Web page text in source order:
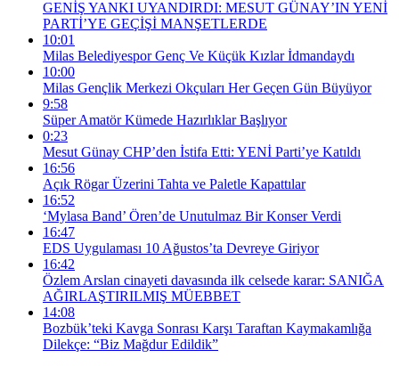
GENİŞ YANKI UYANDIRDI: MESUT GÜNAY’IN YENİ
PARTİ’YE GEÇİŞİ MANŞETLERDE
10:01
Milas Belediyespor Genç Ve Küçük Kızlar İdmandaydı
10:00
Milas Gençlik Merkezi Okçuları Her Geçen Gün Büyüyor
9:58
Süper Amatör Kümede Hazırlıklar Başlıyor
0:23
Mesut Günay CHP’den İstifa Etti: YENİ Parti’ye Katıldı
16:56
Açık Rögar Üzerini Tahta ve Paletle Kapattılar
16:52
‘Mylasa Band’ Ören’de Unutulmaz Bir Konser Verdi
16:47
EDS Uygulaması 10 Ağustos’ta Devreye Giriyor
16:42
Özlem Arslan cinayeti davasında ilk celsede karar: SANIĞA
AĞIRLAŞTIRILMIŞ MÜEBBET
14:08
Bozbük’teki Kavga Sonrası Karşı Taraftan Kaymakamlığa
Dilekçe: “Biz Mağdur Edildik”